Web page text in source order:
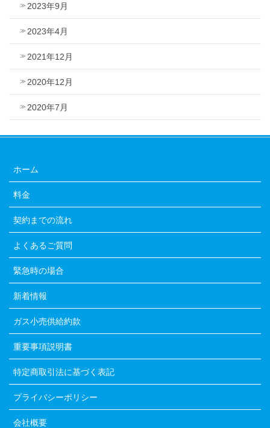
2023年9月
2023年4月
2021年12月
2020年12月
2020年7月
ホーム
料金
契約までの流れ
よくあるご質問
緊急時の場合
新着情報
ガス小売供給約款
重要事項説明書
特定商取引法に基づく表記
プライバシーポリシー
会社概要